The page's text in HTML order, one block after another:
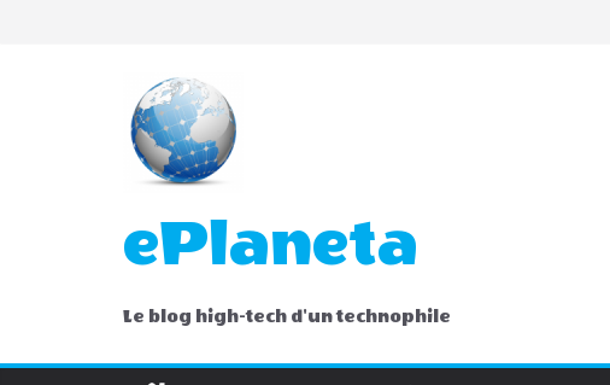
ePlaneta
Le blog high-tech d'un technophile